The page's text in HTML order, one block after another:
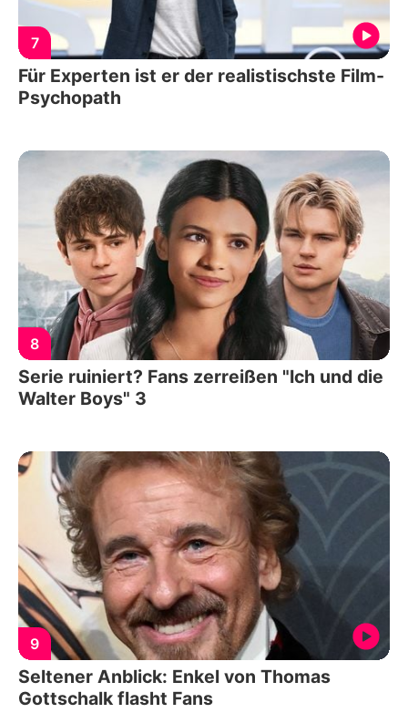
7
Für Experten ist er der realistischste Film-
Psychopath
8
Serie ruiniert? Fans zerreißen "Ich und die
Walter Boys" 3
9
Seltener Anblick: Enkel von Thomas
Gottschalk flasht Fans